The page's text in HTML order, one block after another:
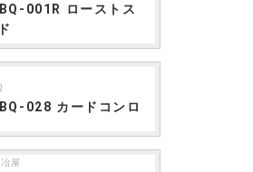
001R ローストス
028 カードコンロ
屋